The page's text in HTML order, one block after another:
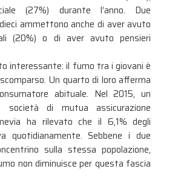
(27%) durante l’anno. Due
ammettono anche di aver avuto
(20%) o di aver avuto pensieri
interessante: il fumo tra i giovani è
Un quarto di loro afferma
abituale. Nel 2015, un
società di mutua assicurazione
ha rilevato che il 6,1% degli
quotidianamente. Sebbene i due
sulla stessa popolazione,
non diminuisce per questa fascia